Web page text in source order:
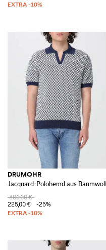
DRUMOHR
Jacquard-Polohemd aus
300,00 €
225,00 €
-25%